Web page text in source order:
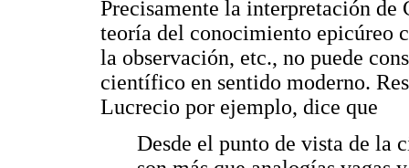
Precisamente la interpretación de
teoría del conocimiento epicúreo
la observación, etc., no puede
científico en sentido moderno.
Lucrecio por ejemplo, dice que
Desde el punto de vista de la